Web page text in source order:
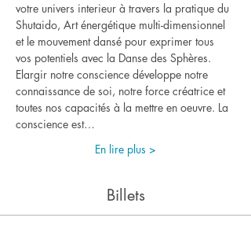
votre univers interieur à travers la pratique du
Shutaido, Art énergétique multi-dimensionnel
et le mouvement dansé pour exprimer tous
vos potentiels avec la Danse des Sphères.
Elargir notre conscience développe notre
connaissance de soi, notre force créatrice et
toutes nos capacités à la mettre en oeuvre. La
conscience est…
En lire plus >
Billets